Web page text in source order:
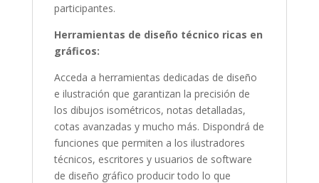
participantes.
Herramientas de diseño técnico ricas en
gráficos:
Acceda a herramientas dedicadas de diseño
e ilustración que garantizan la precisión de
los dibujos isométricos, notas detalladas,
cotas avanzadas y mucho más. Dispondrá de
funciones que permiten a los ilustradores
técnicos, escritores y usuarios de software
de diseño gráfico producir todo lo que